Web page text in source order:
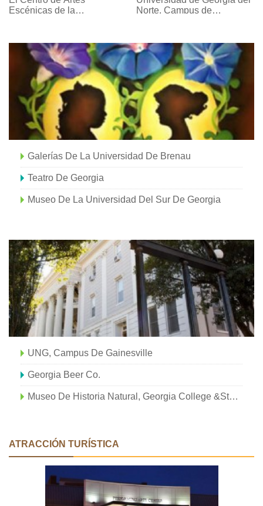
Escénicas de la
Norte, Campus de
Galerías De La Universidad De Brenau
Teatro De Georgia
Museo De La Universidad Del Sur De Georgia
UNG, Campus De Gainesville
Georgia Beer Co.
Museo De Historia Natural, Georgia College &State University
ATRACCIÓN TURÍSTICA